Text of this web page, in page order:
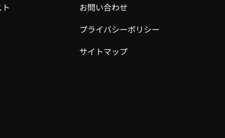
お問い合わせ
プライバシーポリシー
サイトマップ